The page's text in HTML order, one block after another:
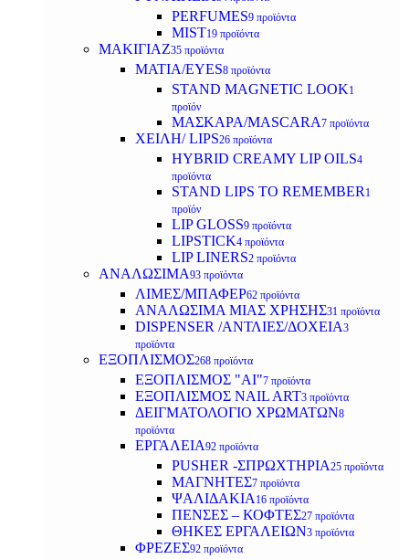
PERFUMES9 προϊόντα
MIST19 προϊόντα
ΜΑΚΙΓΙΑΖ35 προϊόντα
ΜΑΤΙΑ/EYES8 προϊόντα
STAND MAGNETIC LOOK1
προϊόν
ΜΑΣΚΑΡΑ/MASCARA7 προϊόντα
ΧΕΙΛΗ/ LIPS26 προϊόντα
HYBRID CREAMY LIP OILS4
προϊόντα
STAND LIPS TO REMEMBER 1
προϊόν
LIP GLOSS9 προϊόντα
LIPSTICK4 προϊόντα
LIP LINERS2 προϊόντα
ΑΝΑΛΩΣΙΜΑ93 προϊόντα
ΛΙΜΕΣ/ΜΠΑΦΕΡ62 προϊόντα
ΑΝΑΛΩΣΙΜΑ ΜΙΑΣ ΧΡΗΣΗΣ31 προϊόντα
DISPENSER /ΑΝΤΛΙΕΣ/ΔΟΧΕΙΑ3
προϊόντα
ΕΞΟΠΛΙΣΜΟΣ268 προϊόντα
ΕΞΟΠΛΙΣΜΟΣ "AI"7 προϊόντα
ΕΞΟΠΛΙΣΜΟΣ NAIL ART3 προϊόντα
ΔΕΙΓΜΑΤΟΛΟΓΙΟ ΧΡΩΜΑΤΩΝ8
προϊόντα
ΕΡΓΑΛΕΙΑ92 προϊόντα
PUSHER -ΣΠΡΩΧΤΗΡΙΑ25 προϊόντα
ΜΑΓΝΗΤΕΣ7 προϊόντα
ΨΑΛΙΔΑΚΙΑ 16 προϊόντα
ΠΕΝΣΕΣ – ΚΟΦΤΕΣ27 προϊόντα
ΘΗΚΕΣ ΕΡΓΑΛΕΙΩΝ3 προϊόντα
ΦΡΕΖΕΣ92 προϊόντα